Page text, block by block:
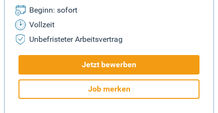
Beginn: sofort
Vollzeit
Unbefristeter Arbeitsvertrag
Jetzt bewerben
Job merken